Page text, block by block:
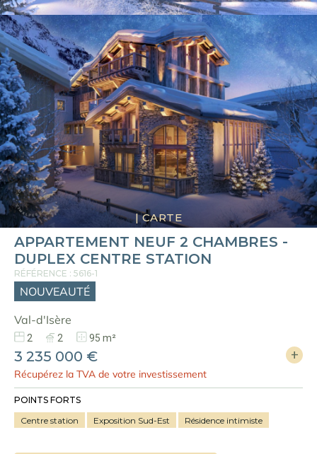
APPARTEMENT NEUF 2 CHAMBRES -
DUPLEX CENTRE STATION
RÉFÉRENCE : 5616-1
NOUVEAUTÉ
Val-d'Isère
|CARTE
2 2 95 m²
3 235 000 €
Récupérez la TVA de votre investissement
POINTS FORTS
Centre station
Exposition Sud-Est Résidence intimiste